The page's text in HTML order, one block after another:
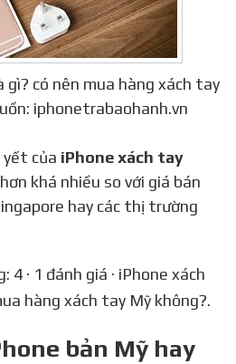
gì? có nên mua hàng xách tay
iphonetrabaohanh.vn
yết của iPhone xách tay
khá nhiều so với giá bán
hay các thị trường
4 · 1 đánh giá · iPhone xách
hàng xách tay Mỹ không?.
bản Mỹ hay